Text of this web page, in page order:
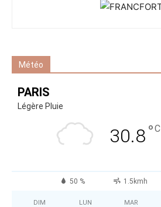
Météo
PARIS
Légère Pluie
30.8°C
50 % 1.5kmh
DIM LUN MAR